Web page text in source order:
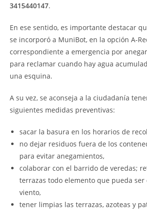
3415440147.
En ese sentido, es importante destacar
se incorporó a MuniBot, en la opción A-
correspondiente a emergencia por
para reclamar cuando hay agua
una esquina.
A su vez, se aconseja a la ciudadanía
siguientes medidas preventivas:
sacar la basura en los horarios de
no dejar residuos fuera de los
para evitar anegamientos,
colaborar con el barrido de veredas;
terrazas todo elemento que pueda ser
viento,
tener limpias las terrazas, azoteas y